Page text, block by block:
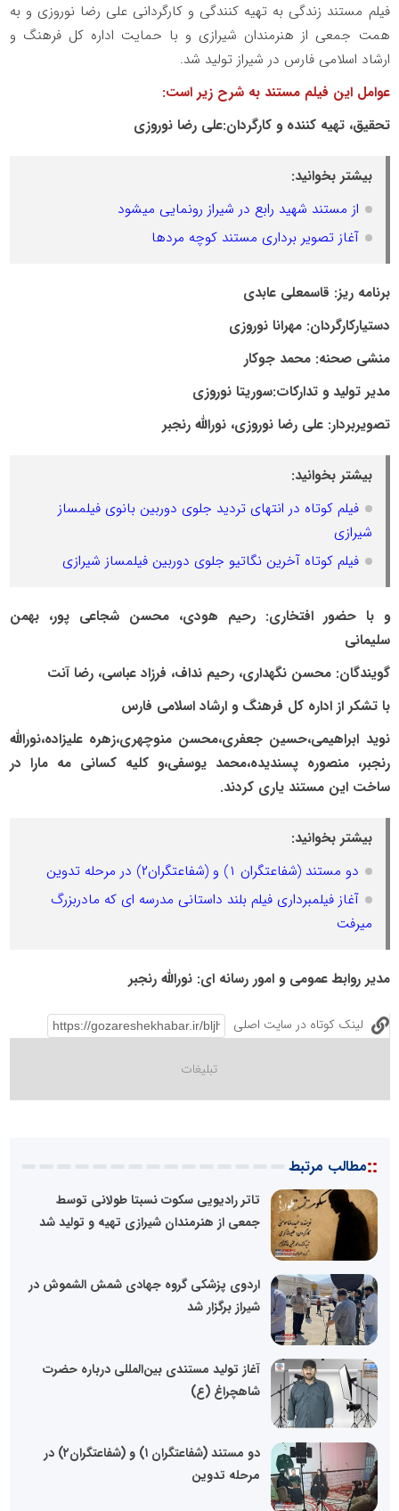
فیلم مستند زندگی به تهیه کنندگی و کارگردانی علی رضا نوروزی و به
همت جمعی از هنرمندان شیرازی و با حمایت اداره کل فرهنگ و
ارشاد اسلامی فارس در شیراز تولید شد.
عوامل این فیلم مستند به شرح زیر است:
تحقیق، تهیه کننده و کارگردان:علی رضا نوروزی
بیشتر بخوانید:
از مستند شهید رابع در شیراز رونمایی میشود
آغاز تصویر برداری مستند کوچه مردها
برنامه ریز: قاسمعلی عابدی
دستیارکارگردان: مهرانا نوروزی
منشی صحنه: محمد جوکار
مدیر تولید و تدارکات:سوریتا نوروزی
تصویربردار: علی رضا نوروزی، نورالله رنجبر
بیشتر بخوانید:
فیلم کوتاه در انتهای تردید جلوی دوربین بانوی فیلمساز
شیرازی
فیلم کوتاه آخرین نگاتیو جلوی دوربین فیلمساز شیرازی
و با حضور افتخاری: رحیم هودی، محسن شجاعی پور، بهمن
سلیمانی
گویندگان: محسن نگهداری، رحیم نداف، فرزاد عباسی، رضا آنت
با تشکر از اداره کل فرهنگ و ارشاد اسلامی فارس
نوید ابراهیمی،حسین جعفری،محسن منوچهری،زهره علیزاده،نورالله
رنجبر، منصوره پسندیده،محمد یوسفی،و کلیه کسانی مه مارا در
ساخت این مستند یاری کردند.
بیشتر بخوانید:
دو مستند (شفاعتگران ۱) و (شفاعتگران۲) در مرحله تدوین
آغاز فیلمبرداری فیلم بلند داستانی مدرسه ای که مادربزرگ
میرفت
مدیر روابط عمومی و امور رسانه ای: نورالله رنجبر
لینک کوتاه در سایت اصلی
::مطالب مرتبط
تاتر رادیویی سکوت نسبتا طولانی توسط
جمعی از هنرمندان شیرازی تهیه و تولید شد
اردوی پزشکی گروه جهادی شمش الشموش در
شیراز برگزار شد
آغاز تولید مستندی بین‌المللی درباره حضرت
شاهچراغ (ع)
دو مستند (شفاعتگران ۱) و (شفاعتگران۲) در
مرحله تدوین